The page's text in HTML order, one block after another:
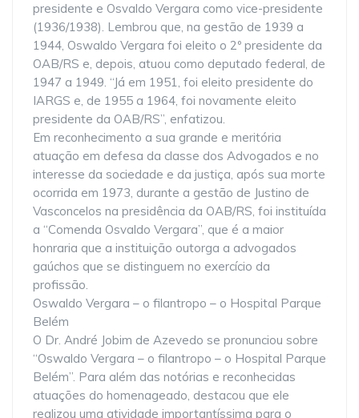
presidente e Osvaldo Vergara como vice-presidente
(1936/1938). Lembrou que, na gestão de 1939 a
1944, Oswaldo Vergara foi eleito o 2º presidente da
OAB/RS e, depois, atuou como deputado federal, de
1947 a 1949. “Já em 1951, foi eleito presidente do
IARGS e, de 1955 a 1964, foi novamente eleito
presidente da OAB/RS”, enfatizou.
Em reconhecimento a sua grande e meritória
atuação em defesa da classe dos Advogados e no
interesse da sociedade e da justiça, após sua morte
ocorrida em 1973, durante a gestão de Justino de
Vasconcelos na presidência da OAB/RS, foi instituída
a “Comenda Osvaldo Vergara”, que é a maior
honraria que a instituição outorga a advogados
gaúchos que se distinguem no exercício da
profissão.
Oswaldo Vergara – o filantropo – o Hospital Parque
Belém
O Dr. André Jobim de Azevedo se pronunciou sobre
“Oswaldo Vergara – o filantropo – o Hospital Parque
Belém”. Para além das notórias e reconhecidas
atuações do homenageado, destacou que ele
realizou uma atividade importantíssima para o